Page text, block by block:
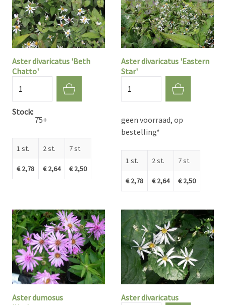
Aster divaricatus 'Beth
Chatto'
Stock
75+
1 st.
€ 2,78
2 st.
€ 2,64
7 st.
€ 2,50
Aster divaricatus 'Eastern
Star'
geen voorraad, op
bestelling*
1 st.
€ 2,78
2 st.
€ 2,64
7 st.
€ 2,50
Aster dumosus
Aster divaricatus